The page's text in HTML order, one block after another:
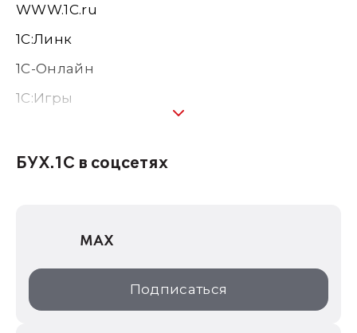
WWW.1С.ru
1С:Линк
1С-Онлайн
1C:Игры
1С:Консалтинг
1С:Дистрибьюция
1С:Образование
ИТС.1C.ru
БУХ.1С в соцсетях
MAX
Подписаться